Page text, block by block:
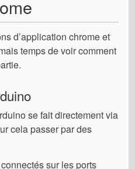
d’application chrome et
temps de voir comment
se fait directement via
cela passer par des
sur les ports